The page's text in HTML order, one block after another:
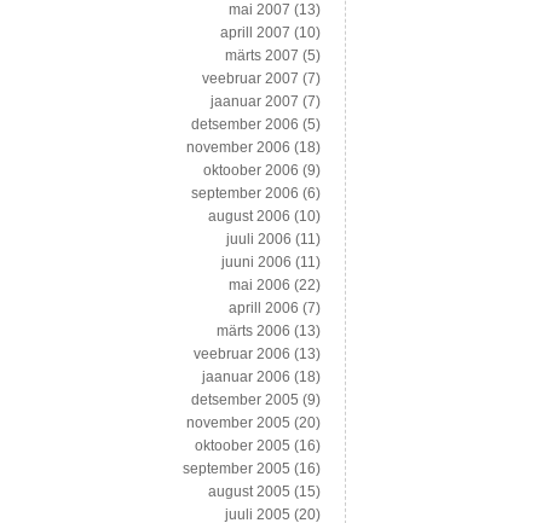
mai 2007 (13)
aprill 2007 (10)
märts 2007 (5)
veebruar 2007 (7)
jaanuar 2007 (7)
detsember 2006 (5)
november 2006 (18)
oktoober 2006 (9)
september 2006 (6)
august 2006 (10)
juuli 2006 (11)
juuni 2006 (11)
mai 2006 (22)
aprill 2006 (7)
märts 2006 (13)
veebruar 2006 (13)
jaanuar 2006 (18)
detsember 2005 (9)
november 2005 (20)
oktoober 2005 (16)
september 2005 (16)
august 2005 (15)
juuli 2005 (20)